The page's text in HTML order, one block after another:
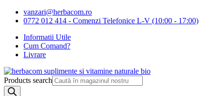
vanzari@herbacom.ro
0772 012 414 - Comenzi Telefonice L-V (10:00 - 17:00)
Informatii Utile
Cum Comand?
Livrare
Products search